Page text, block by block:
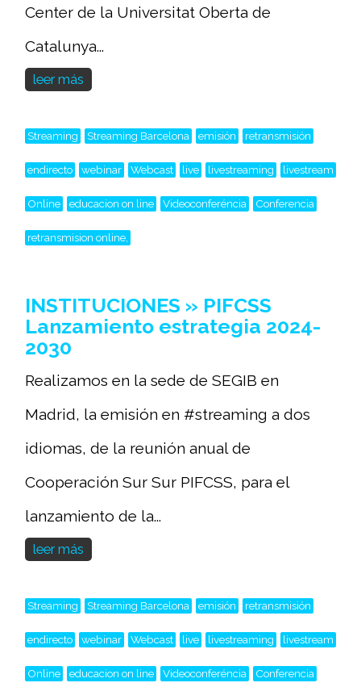
Center de la Universitat Oberta de
Catalunya...
leer más
Streaming Streaming Barcelona emisión retransmisión
endirecto webinar Webcast live livestreaming livestream
Online educacion on line Videoconferéncia Conferencia
retransmision online,
INSTITUCIONES » PIFCSS
Lanzamiento estrategia 2024-
2030
Realizamos en la sede de SEGIB en
Madrid, la emisión en #streaming a dos
idiomas, de la reunión anual de
Cooperación Sur Sur PIFCSS, para el
lanzamiento de la...
leer más
Streaming Streaming Barcelona emisión retransmisión
endirecto webinar Webcast live livestreaming livestream
Online educacion on line Videoconferéncia Conferencia